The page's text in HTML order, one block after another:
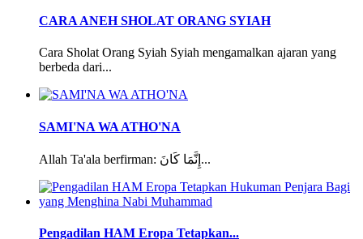
CARA ANEH SHOLAT ORANG SYIAH
Cara Sholat Orang Syiah Syiah mengamalkan ajaran yang
berbeda dari...
SAMI'NA WA ATHO'NA
Allah Ta'ala berfirman: إِنَّمَا كَانَ...
Pengadilan HAM Eropa Tetapkan...